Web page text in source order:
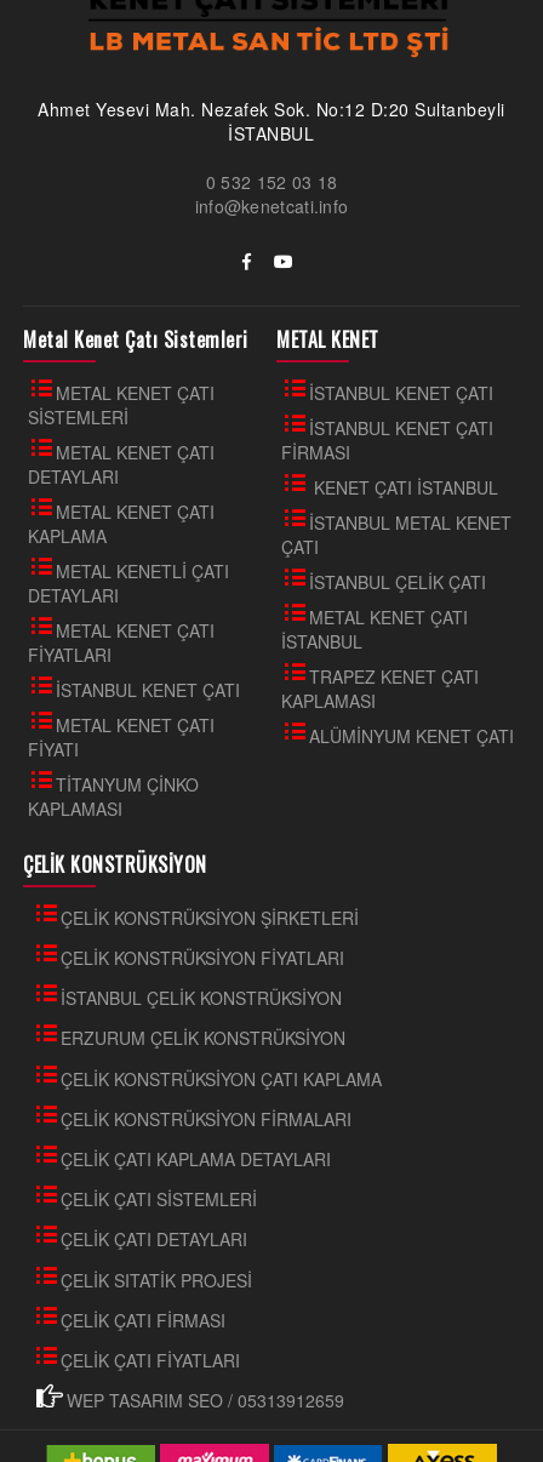
Ahmet Yesevi Mah. Nezafek Sok. No:12 D:20 Sultanbeyli
İSTANBUL
0 532 152 03 18
info@kenetcati.info
Metal Kenet Çatı Sistemleri
METAL KENET ÇATI
SİSTEMLERİ
METAL KENET ÇATI
DETAYLARI
METAL KENET ÇATI
KAPLAMA
METAL KENETLİ ÇATI
DETAYLARI
METAL KENET ÇATI
FİYATLARI
İSTANBUL KENET ÇATI
METAL KENET ÇATI
FİYATI
TİTANYUM ÇİNKO
KAPLAMASI
METAL KENET
İSTANBUL KENET ÇATI
İSTANBUL KENET ÇATI
FİRMASI
KENET ÇATI İSTANBUL
İSTANBUL METAL KENET
ÇATI
İSTANBUL ÇELİK ÇATI
METAL KENET ÇATI
İSTANBUL
TRAPEZ KENET ÇATI
KAPLAMASI
ALÜMİNYUM KENET ÇATI
ÇELİK KONSTRÜKSİYON
ÇELİK KONSTRÜKSİYON ŞİRKETLERİ
ÇELİK KONSTRÜKSİYON FİYATLARI
İSTANBUL ÇELİK KONSTRÜKSİYON
ERZURUM ÇELİK KONSTRÜKSİYON
ÇELİK KONSTRÜKSİYON ÇATI KAPLAMA
ÇELİK KONSTRÜKSİYON FİRMALARI
ÇELİK ÇATI KAPLAMA DETAYLARI
ÇELİK ÇATI SİSTEMLERİ
ÇELİK ÇATI DETAYLARI
ÇELİK SITATİK PROJESİ
ÇELİK ÇATI FİRMASI
ÇELİK ÇATI FİYATLARI
WEP TASARIM SEO / 05313912659